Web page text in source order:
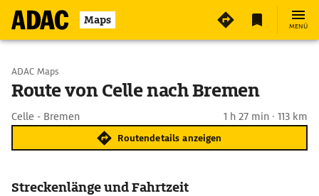
Maps MENÜ
Start wählen
ADAC Maps
Route von Celle nach Bremen
Celle - Bremen 1 h 27 min · 113 km
Routendetails anzeigen
Streckenlänge und Fahrtzeit